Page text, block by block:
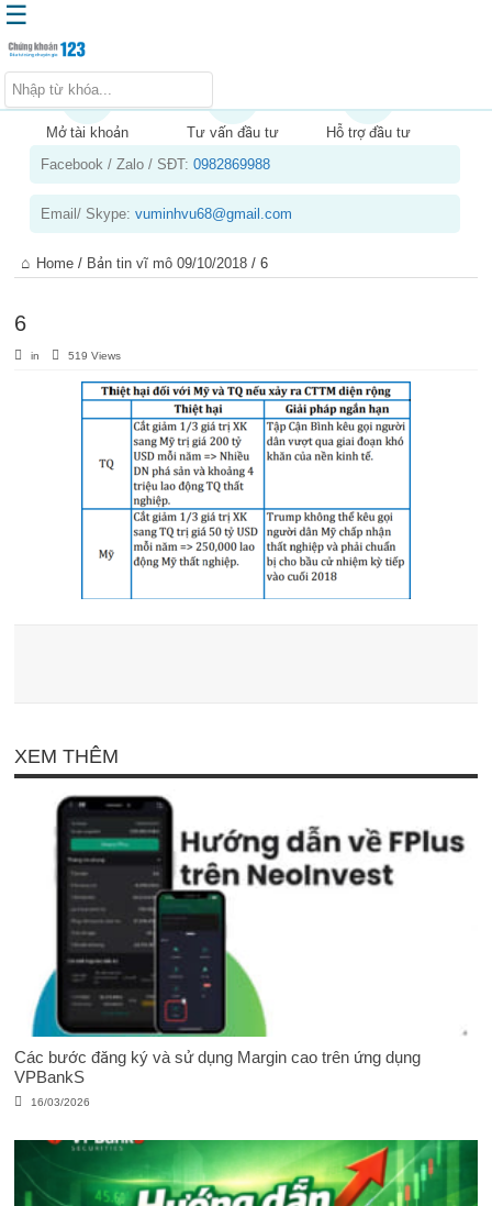
Trang chủ
Kiến thức chứng khoán
Kinh nghiệm đầu tư
Sản phẩm – dịch vụ
Chứng khoán phái sinh
☰
Mở tài khoản Tư vấn đầu tư
Hỗ trợ đầu tư
Facebook / Zalo / SĐT:0982869988
Email/ Skype:vuminhvu68@gmail.com
Home / Bản tin vĩ mô 09/10/2018 /6
6
in 519 Views
XEM THÊM
Các bước đăng ký và sử dụng Margin cao trên ứng dụng
VPBankS
16/03/2026